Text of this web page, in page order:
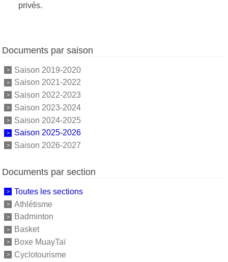
privés.
Documents par saison
Saison 2019-2020
Saison 2021-2022
Saison 2022-2023
Saison 2023-2024
Saison 2024-2025
Saison 2025-2026
Saison 2026-2027
Documents par section
Toutes les sections
Athlétisme
Badminton
Basket
Boxe MuayTaï
Cyclotourisme